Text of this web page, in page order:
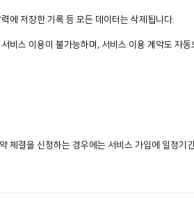
에 저장한 기록 등 모든 데이터는 삭제됩니다.
스 이용이 불가능하며, 서비스 이용 계약도 자동
결을 신청하는 경우에는 서비스 가입에 일정기